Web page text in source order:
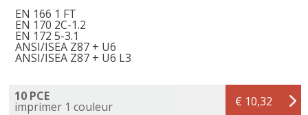
EN 166 1 FT
EN 170 2C-1.2
EN 172 5-3.1
ANSI/ISEA Z87 + U6
ANSI/ISEA Z87 + U6 L3
10 PCE
imprimer 1 couleur
€ 10,32